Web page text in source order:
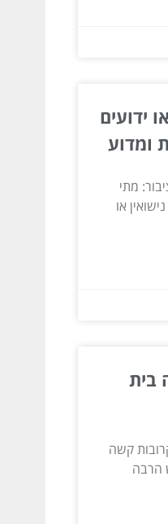
ידועים
ומדוע
מתי
או
בית
קשה
הרבה